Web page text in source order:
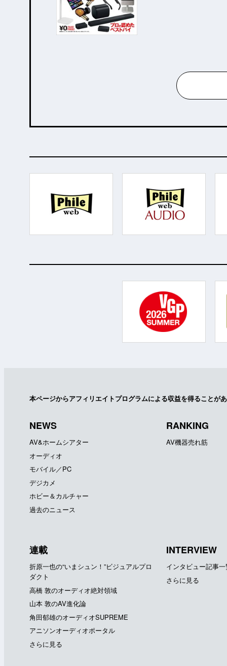
本ページからアフィリエイトプログラムによる収益を得ることが
NEWS
AV&ホームシアター
オーディオ
モバイル／PC
デジカメ
ホビー＆カルチャー
過去のニュース
RANKING
AV機器売れ筋
連載
折原一也の“いまシュン！”ビジュアルプロ
ダクト
高橋 敦のオーディオ絶対領域
山本 敦のAV進化論
角田郁雄のオーディオSUPREME
アニソンオーディオポータル
さらに見る
INTERVIEW
インタビュー記事
さらに見る